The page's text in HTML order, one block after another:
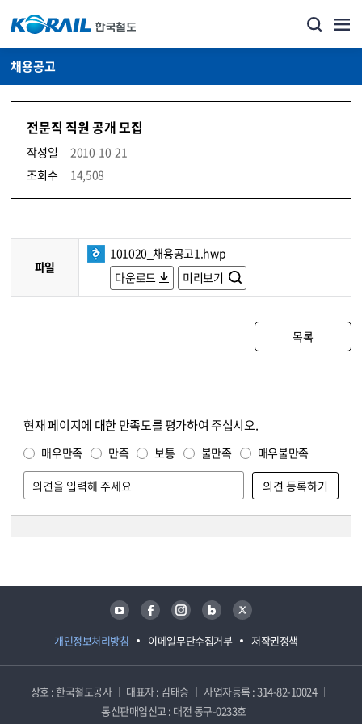
채용공고
전문직 직원 공개 모집
작성일
2010-10-21
조회수
14,508
코레일소개_경영공시_채용공고 상세보기 – 내용, 파일, 담당자 연락처로 구성
파일
101020_채용공고1.hwp
다운로드
미리보기
목록
현재 페이지에 대한 만족도를 평가하여 주십시오.
매우만족 만족 보통 불만족 매우불만족
개인정보처리방침 이메일무단수집거부 저작권정책
유튜브 페이스북 인스타그램 블로그 트위터
상호 : 한국철도공사 대표자 : 김태승
사업자등록 : 314-82-10024
통신판매업신고 : 대전 동구-0233호